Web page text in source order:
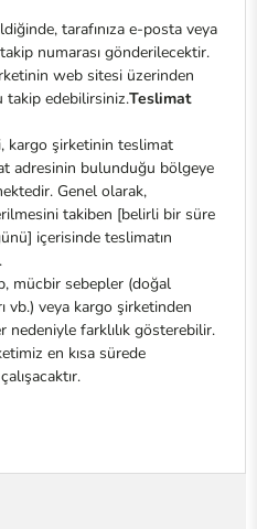
tarafınıza e-posta veya
numarası gönderilecektir.
web sitesi üzerinden
edebilirsiniz.Teslimat
kargo şirketinin teslimat
adresinin bulunduğu bölgeye
Genel olarak,
takiben [belirli bir süre
içerisinde teslimatın
mücbir sebepler (doğal
vb.) veya kargo şirketinden
nedeniyle farklılık gösterebilir.
en kısa sürede